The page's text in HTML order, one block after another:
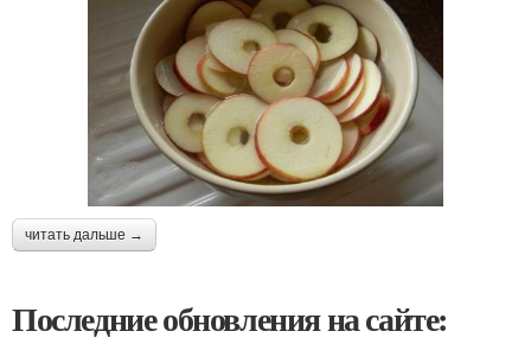
читать дальше →
Последние обновления на сайте: